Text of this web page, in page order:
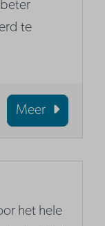
te
Meer
het hele